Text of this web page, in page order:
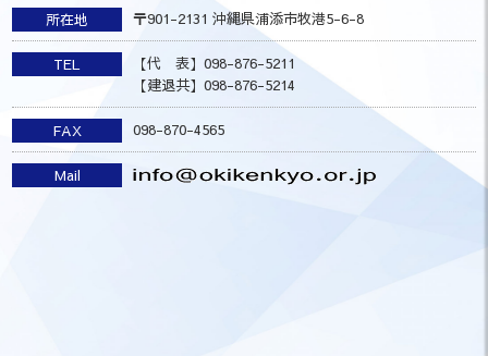
所在地 〒901-2131 沖縄県浦添市牧港5-6-8
TEL
【代 表】098-876-5211
【建退共】098-876-5214
FAX 098-870-4565
Mail